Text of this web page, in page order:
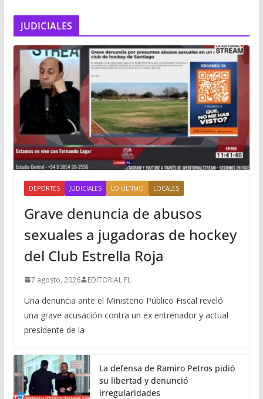
JUDICIALES
DEPORTES JUDICIALES LO ÚLTIMO LOCALES
Grave denuncia de abusos
sexuales a jugadoras de hockey
del Club Estrella Roja
7 agosto, 2026 EDITORIAL FL
Una denuncia ante el Ministerio Público Fiscal reveló
una grave acusación contra un ex entrenador y actual
presidente de la
La defensa de Ramiro Petros pidió
su libertad y denunció
irregularidades